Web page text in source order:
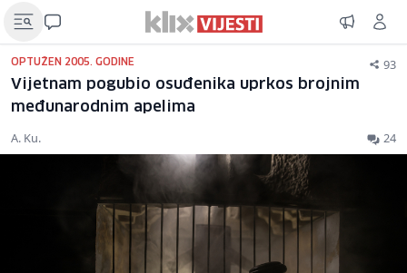
OPTUŽEN 2005. GODINE 93
Vijetnam pogubio osuđenika uprkos brojnim
međunarodnim apelima
A. Ku. 24